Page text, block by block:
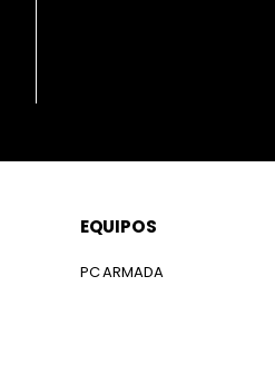
EQUIPOS
PC ARMADA